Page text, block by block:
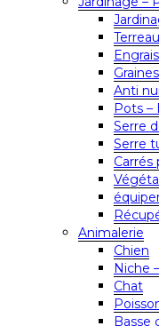
Terreau
Engrais
Anti
Pots –
Serre
Serre
Carrés
Animalerie
Chien
Niche
Chat
Basse